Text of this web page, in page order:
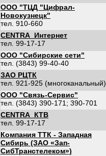
ООО "ТЦД "Цифрал-
Новокузнецк"
тел. 910-660
CENTRA_Интернет
тел. 99-17-17
ООО "Сибирские сети"
тел. (3843) 99-40-40
ЗАО РЦТК
тел. 921-925 (многоканальный)
ООО "Связь-Сервис"
тел. (3843) 390-171; 390-701
CENTRA_КТВ
тел. 99-17-17
Компания ТТК - Западная
Сибирь (ЗАО «Зап-
СибТранстелеком»)